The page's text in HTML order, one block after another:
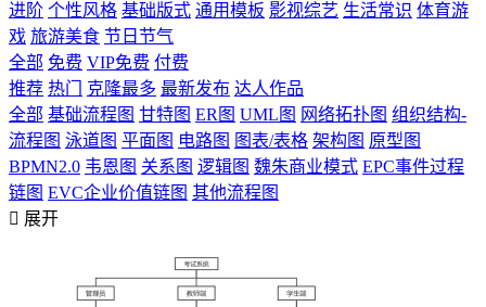
进阶 个性风格 基础版式 通用模板 影视综艺 生活常识 体育游
戏 旅游美食 节日节气
全部 免费 VIP免费 付费
推荐 热门 克隆最多 最新发布 达人作品
全部 基础流程图 甘特图 ER图 UML图 网络拓扑图 组织结构-
流程图 泳道图 平面图 电路图 图表/表格 架构图 原型图
BPMN2.0 韦恩图 关系图 逻辑图 魏朱商业模式 EPC事件过程
链图 EVC企业价值链图 其他流程图
 展开